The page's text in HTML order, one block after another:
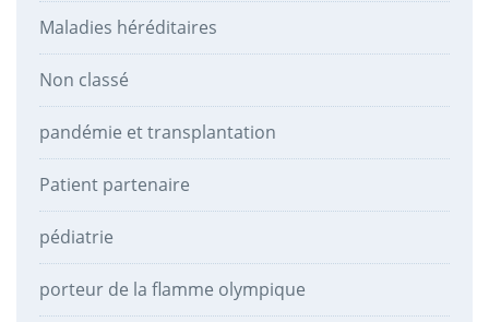
Maladies héréditaires
Non classé
pandémie et transplantation
Patient partenaire
pédiatrie
porteur de la flamme olympique